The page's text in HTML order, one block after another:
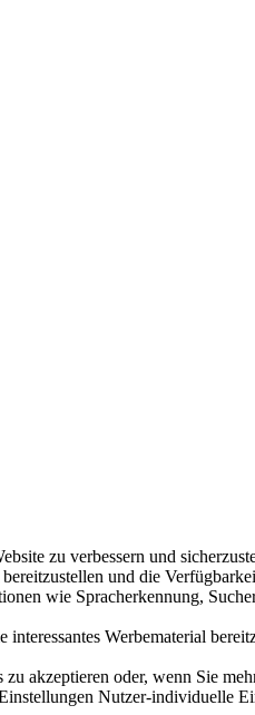
zu verbessern und
und die
wie Spracherkennung,
Werbematerial
akzeptieren oder, wenn Sie
Nutzer-individuelle